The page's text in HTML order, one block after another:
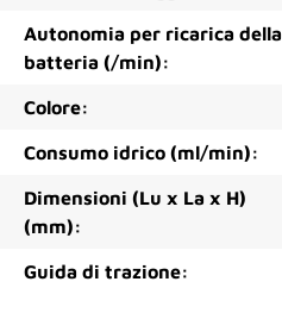
Autonomia per ricarica della
batteria (/min):
Colore:
Consumo idrico (ml/min):
Dimensioni (Lu x La x H)
(mm):
Guida di trazione: